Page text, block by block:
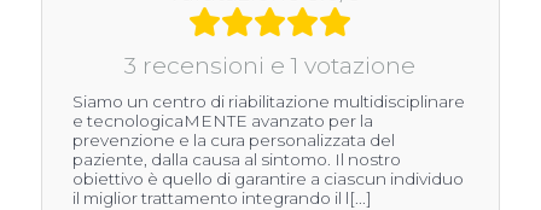
3 recensioni e 1 votazione
Siamo un centro di riabilitazione multidisciplinare
e tecnologicaMENTE avanzato per la
prevenzione e la cura personalizzata del
paziente, dalla causa al sintomo. Il nostro
obiettivo è quello di garantire a ciascun individuo
il miglior trattamento integrando il l[...]